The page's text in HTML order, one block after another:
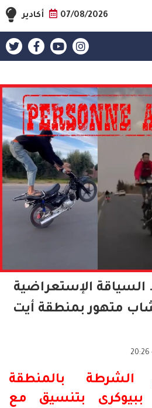
07/08/2026 أكادير
السياقة الإستعراضية
متهور بمنطقة أيت
بالمنطقة
ببيوكرى بتنسيق مع